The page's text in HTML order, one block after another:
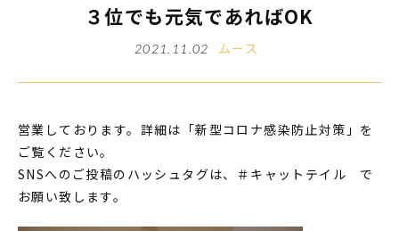
３位でも元気であればOK
2021.11.02 ムース
営業しております。詳細は「新型コロナ感染防止対策」を
ご覧ください。
SNSへのご投稿のハッシュタグは、＃キャットテイル で
お願い致します。